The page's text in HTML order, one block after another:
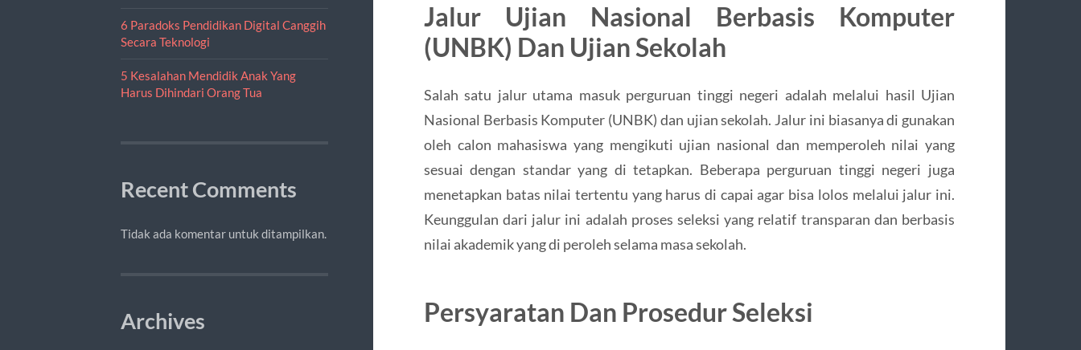
6 Paradoks Pendidikan Digital Canggih
Secara Teknologi
5 Kesalahan Mendidik Anak Yang
Harus Dihindari Orang Tua
Recent Comments
Tidak ada komentar untuk ditampilkan.
Archives
Jalur Ujian Nasional Berbasis Komputer
(UNBK) Dan Ujian Sekolah
Salah satu jalur utama masuk perguruan tinggi negeri adalah melalui hasil Ujian
Nasional Berbasis Komputer (UNBK) dan ujian sekolah. Jalur ini biasanya di gunakan
oleh calon mahasiswa yang mengikuti ujian nasional dan memperoleh nilai yang
sesuai dengan standar yang di tetapkan. Beberapa perguruan tinggi negeri juga
menetapkan batas nilai tertentu yang harus di capai agar bisa lolos melalui jalur ini.
Keunggulan dari jalur ini adalah proses seleksi yang relatif transparan dan berbasis
nilai akademik yang di peroleh selama masa sekolah.
Persyaratan Dan Prosedur Seleksi